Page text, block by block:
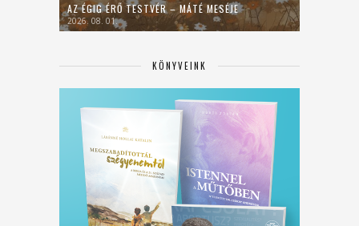
AZ ÉGIG ÉRŐ TESTVÉR – MÁTÉ MESÉJE
2026. 08. 01.
KÖNYVEINK